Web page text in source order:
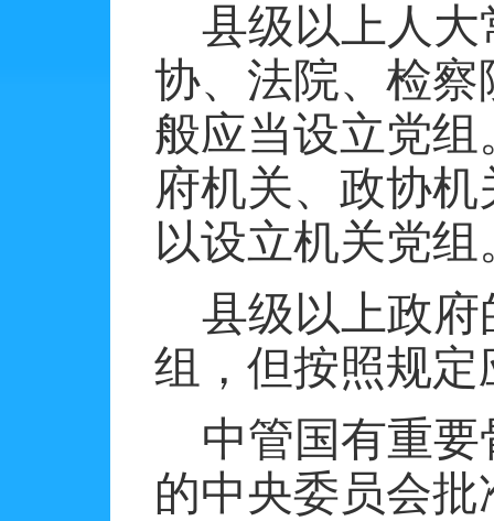
县级以上人
协、法院、检
般应当设立党
府机关、政协
以设立机关党组
县级以上政
组，但按照规
中管国有重
的中央委员会